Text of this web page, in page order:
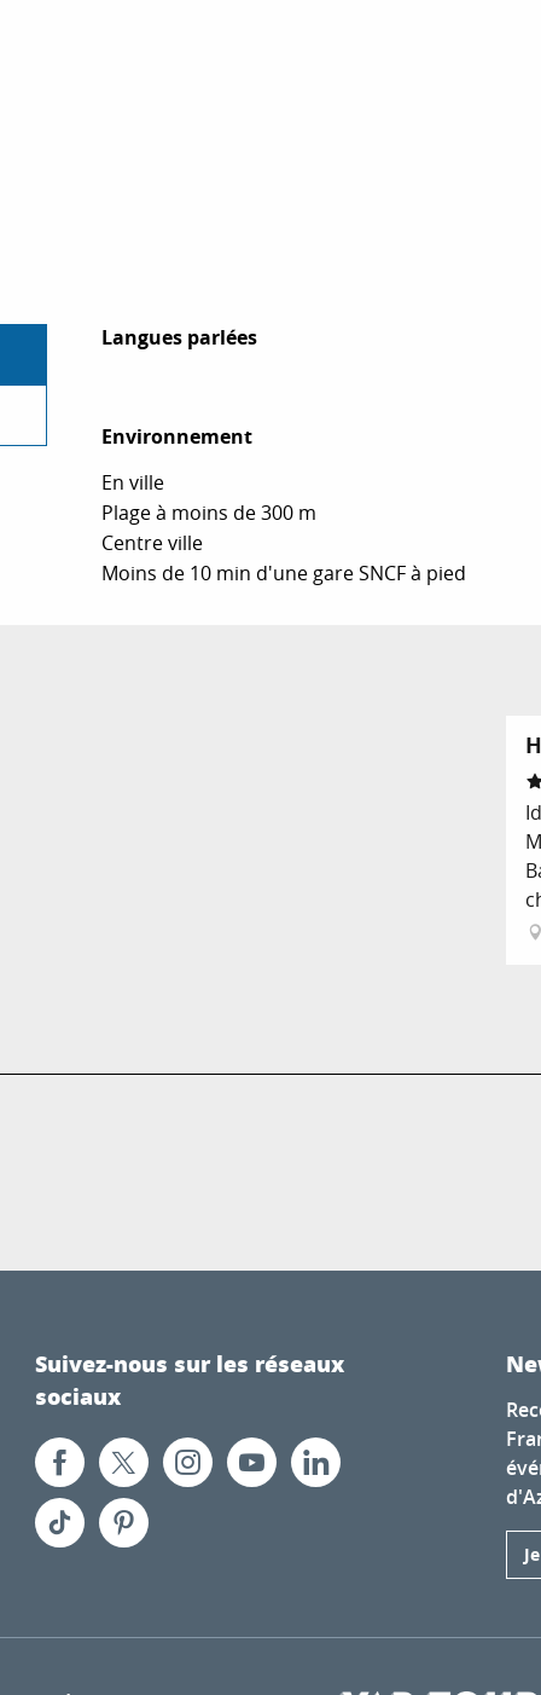
Langues parlées
Langues parlées
Environnement
Environnement
En ville
Plage à moins de 300 m
Centre ville
Moins de 10 min d'une gare SNCF à pied
Suivez-nous sur les réseaux
sociaux